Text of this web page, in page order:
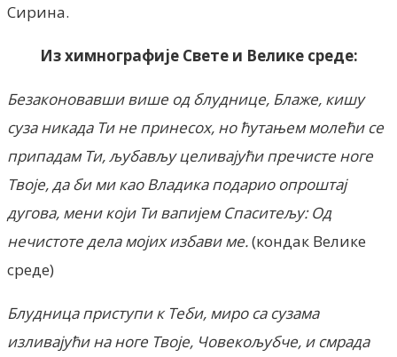
Сирина.
Из химнографије Свете и Велике среде:
Безаконовавши више од блуднице, Блаже, кишу
суза никада Ти не принесох, но ћутањем молећи се
припадам Ти, љубављу целивајући пречисте ноге
Твоје, да би ми као Владика подарио опроштај
дугова, мени који Ти вапијем Спаситељу: Од
нечистоте дела мојих избави ме.(кондак Велике
среде)
Блудница приступи к Теби, миро са сузама
изливајући на ноге Твоје, Човекољубче, и смрада